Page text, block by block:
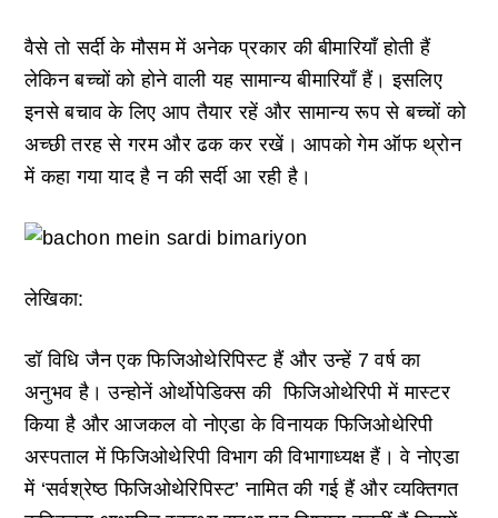
वैसे तो सर्दी के मौसम में अनेक प्रकार की बीमारियाँ होती हैं
लेकिन बच्चों को होने वाली यह सामान्य बीमारियाँ हैं। इसलिए
इनसे बचाव के लिए आप तैयार रहें और सामान्य रूप से बच्चों को
अच्छी तरह से गरम और ढक कर रखें। आपको गेम ऑफ थ्रोन
में कहा गया याद है न की सर्दी आ रही है।
लेखिका:
डॉ विधि जैन एक फिजिओथेरिपिस्ट हैं और उन्हें 7 वर्ष का
अनुभव है। उन्होनें ओर्थोपेडिक्स की फिजिओथेरिपी में मास्टर
किया है और आजकल वो नोएडा के विनायक फिजिओथेरिपी
अस्पताल में फिजिओथेरिपी विभाग की विभागाध्यक्ष हैं। वे नोएडा
में ‘सर्वश्रेष्ठ फिजिओथेरिपिस्ट’ नामित की गई हैं और व्यक्तिगत